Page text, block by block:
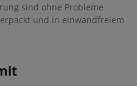
sind ohne Probleme
und in einwandfreiem